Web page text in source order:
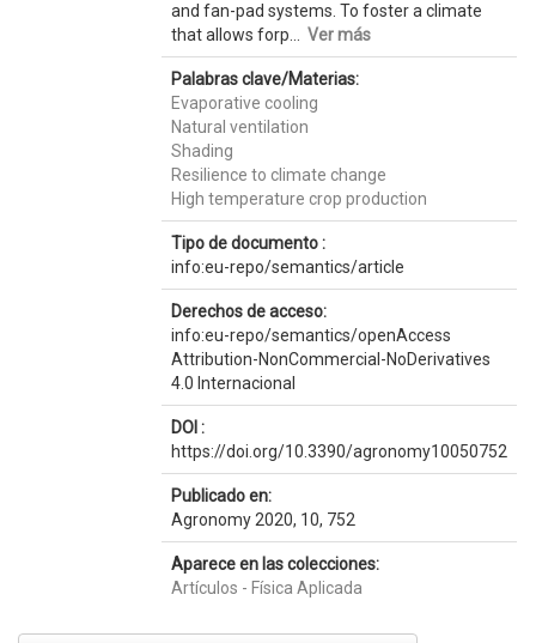
and fan-pad systems. To foster a climate
that allows forp... Ver más
Palabras clave/Materias:
Evaporative cooling
Natural ventilation
Shading
Resilience to climate change
High temperature crop production
Tipo de documento :
info:eu-repo/semantics/article
Derechos de acceso:
info:eu-repo/semantics/openAccess
Attribution-NonCommercial-NoDerivatives
4.0 Internacional
DOI :
https://doi.org/10.3390/agronomy10050752
Publicado en:
Agronomy 2020, 10, 752
Aparece en las colecciones:
Artículos - Física Aplicada